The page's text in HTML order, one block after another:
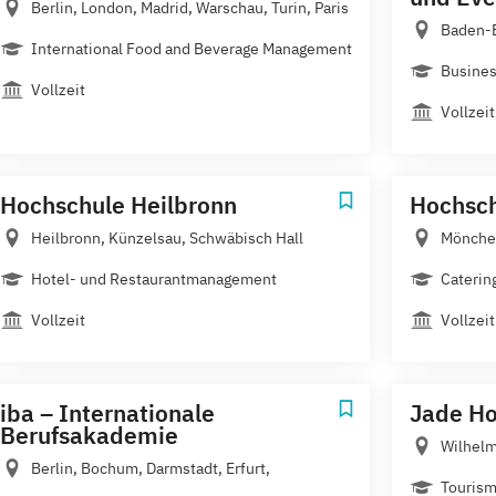
Berlin, London, Madrid, Warschau, Turin, Paris
International Food and Beverage Management
Vollzeit
Baden-
Hochschule Heilbronn
Heilbronn, Künzelsau, Schwäbisch Hall
Hotel- und Restaurantmanagement
Vollzeit Vollzeit
iba – Internationale
Berufsakademie
Berlin, Bochum, Darmstadt, Erfurt,
Jade